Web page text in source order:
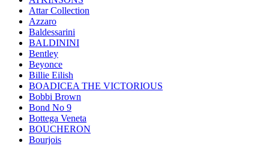
Attar Collection
Azzaro
Baldessarini
BALDININI
Bentley
Beyonce
Billie Eilish
BOADICEA THE VICTORIOUS
Bobbi Brown
Bond No 9
Bottega Veneta
BOUCHERON
Bourjois